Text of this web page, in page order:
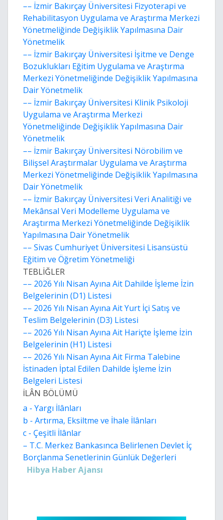
–– İzmir Bakırçay Üniversitesi Fizyoterapi ve
Rehabilitasyon Uygulama ve Araştırma Merkezi
Yönetmeliğinde Değişiklik Yapılmasına Dair
Yönetmelik
–– İzmir Bakırçay Üniversitesi İşitme ve Denge
Bozuklukları Eğitim Uygulama ve Araştırma
Merkezi Yönetmeliğinde Değişiklik Yapılmasına
Dair Yönetmelik
–– İzmir Bakırçay Üniversitesi Klinik Psikoloji
Uygulama ve Araştırma Merkezi
Yönetmeliğinde Değişiklik Yapılmasına Dair
Yönetmelik
–– İzmir Bakırçay Üniversitesi Nörobilim ve
Bilişsel Araştırmalar Uygulama ve Araştırma
Merkezi Yönetmeliğinde Değişiklik Yapılmasına
Dair Yönetmelik
–– İzmir Bakırçay Üniversitesi Veri Analitiği ve
Mekânsal Veri Modelleme Uygulama ve
Araştırma Merkezi Yönetmeliğinde Değişiklik
Yapılmasına Dair Yönetmelik
–– Sivas Cumhuriyet Üniversitesi Lisansüstü
Eğitim ve Öğretim Yönetmeliği
TEBLİĞLER
–– 2026 Yılı Nisan Ayına Ait Dahilde İşleme İzin
Belgelerinin (D1) Listesi
–– 2026 Yılı Nisan Ayına Ait Yurt İçi Satış ve
Teslim Belgelerinin (D3) Listesi
–– 2026 Yılı Nisan Ayına Ait Hariçte İşleme İzin
Belgelerinin (H1) Listesi
–– 2026 Yılı Nisan Ayına Ait Firma Talebine
İstinaden İptal Edilen Dahilde İşleme İzin
Belgeleri Listesi
İLÂN BÖLÜMÜ
a - Yargı İlânları
b - Artırma, Eksiltme ve İhale İlânları
c - Çeşitli İlânlar
– T.C. Merkez Bankasınca Belirlenen Devlet İç
Borçlanma Senetlerinin Günlük Değerleri
Hibya Haber Ajansı